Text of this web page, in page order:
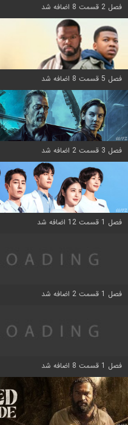
فصل 2 قسمت 8 اضافه شد
فصل 5 قسمت 8 اضافه شد
فصل 3 قسمت 2 اضافه شد
فصل 1 قسمت 12 اضافه شد
فصل 1 قسمت 2 اضافه شد
فصل 1 قسمت 8 اضافه شد